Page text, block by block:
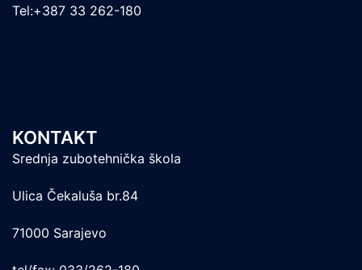
Tel:+387 33 262-180
KONTAKT
Srednja zubotehnička škola
Ulica Čekaluša br.84
71000 Sarajevo